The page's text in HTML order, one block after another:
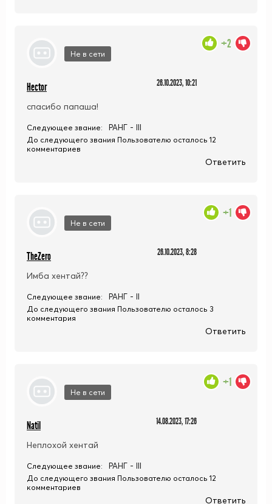
Не в сети
Hector 26.10.2023, 10:21
спасибо папаша!
+2
Следующее звание: РАНГ - III
До следующего звания Пользователю осталось 12
комментариев
Ответить
Не в сети
TheZero 26.10.2023, 8:28
Имба хентай??
+1
Следующее звание: РАНГ - II
До следующего звания Пользователю осталось 3
комментария
Ответить
Не в сети
Natil 14.08.2023, 17:26
Неплохой хентай
+1
Следующее звание: РАНГ - III
До следующего звания Пользователю осталось 12
комментариев
Ответить